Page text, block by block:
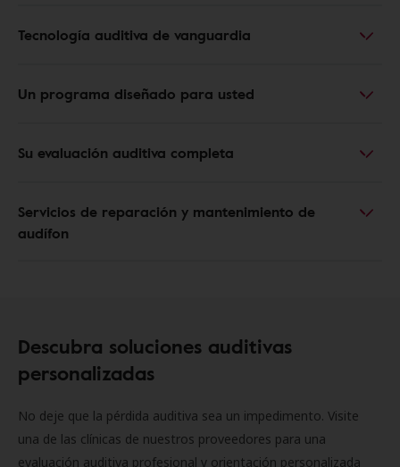
Tecnología auditiva de vanguardia
Un programa diseñado para usted
Su evaluación auditiva completa
Servicios de reparación y mantenimiento de
audífon
Descubra soluciones auditivas
personalizadas
No deje que la pérdida auditiva sea un impedimento. Visite
una de las clínicas de nuestros proveedores para una
evaluación auditiva profesional y orientación personalizada